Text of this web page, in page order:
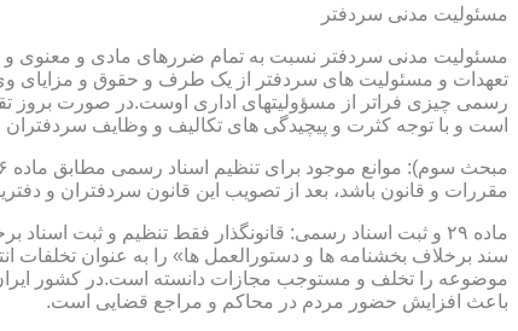
مسئولیت مدنی سردفتر
مسئولیت مدنی سردفتر نسبت به تمام ضررهای مادی و معنوی و
تعهدات و مسئولیت های سردفتر از یک طرف و حقوق و مزایای
رسمی چیزی فراتر از مسؤولیتهای اداری اوست.در صورت بروز
است و با توجه کثرت و پیچیدگی های تکالیف و وظایف سردفتران
مقررات و قانون باشد، بعد از تصویب این قانون سردفتران و
سند برخلاف بخشنامه ها و دستورالعمل ها» را به عنوان تخلفات
موضوعه را تخلف و مستوجب مجازات دانسته است.در کشور
باعث افزایش حضور مردم در محاکم و مراجع قضایی است.